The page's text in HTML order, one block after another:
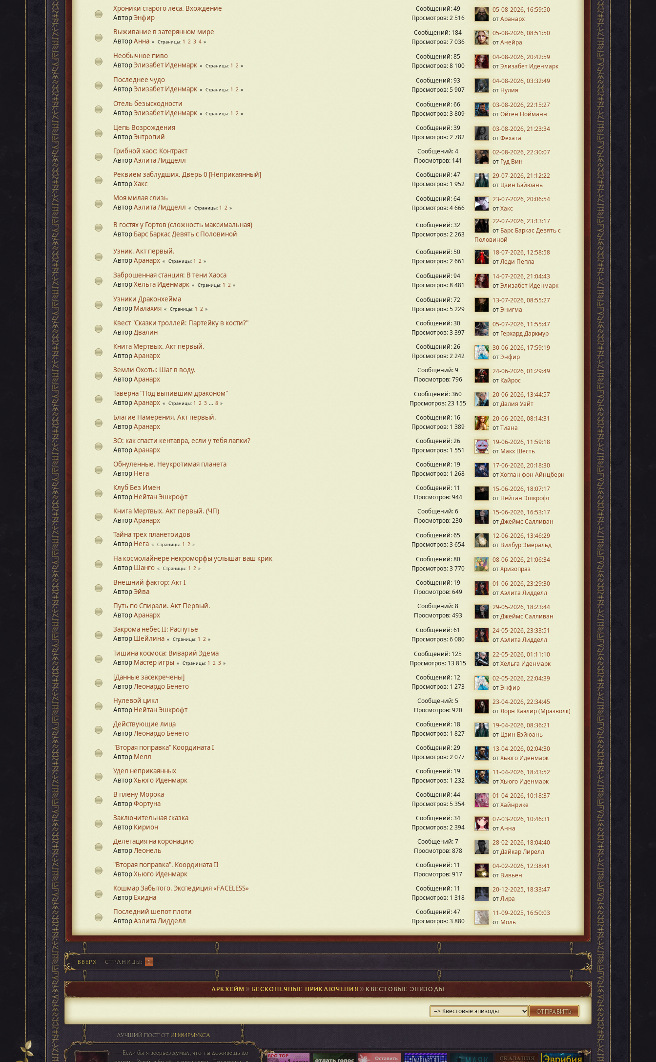
Хроники старого леса. Вхождение
АвторЭнфир
Сообщений: 49
Просмотров: 2 516
05-08-2026, 16:59:50
отАранарх
Выживание в затерянном мире
АвторАнна Страницы 1 2 3 4
Сообщений: 184
Просмотров: 7 036
05-08-2026, 08:51:50
отАнейра
Необычное пиво
АвторЭлизабет Иденмарк Страницы 1 2
Сообщений: 85
Просмотров: 8 100
04-08-2026, 20:42:59
отЭлизабет Иденмарк
Последнее чудо
АвторЭлизабет Иденмарк Страницы 1 2
Сообщений: 93
Просмотров: 5 907
04-08-2026, 03:32:49
от Нулия
Отель безысходности
АвторЭлизабет Иденмарк Страницы 1 2
Сообщений: 66
Просмотров: 3 809
03-08-2026, 22:15:27
отОйген Нойманн
Цепь Возрождения
АвторЭнтропий
Сообщений: 39
Просмотров: 2 782
03-08-2026, 21:23:34
отФехата
Грибной хаос: Контракт
АвторАэлита Лидделл
Сообщений: 4
Просмотров: 141
02-08-2026, 22:30:07
от Гуд Вин
Реквием заблудших. Дверь 0 [Неприкаянный]
АвторХакс
Сообщений: 47
Просмотров: 1 952
29-07-2026, 21:12:22
от Цзин Бэйюань
Моя милая слизь
АвторАэлита Лидделл Страницы 1 2
Сообщений: 64
Просмотров: 4 666
23-07-2026, 20:06:54
отХакс
В гостях у Гортов (сложность максимальная)
Автор Барс Баркас Девять с Половиной
Сообщений: 32
Просмотров: 2 263
22-07-2026, 23:13:17
от Барс Баркас Девять с
Половиной
Узник. Акт первый.
АвторАранарх Страницы 1 2
Сообщений: 50
Просмотров: 2 661
18-07-2026, 12:58:58
отЛеди Пепла
Заброшенная станция: В тени Хаоса
АвторХельга Иденмарк Страницы 1 2
Сообщений: 94
Просмотров: 8 481
14-07-2026, 21:04:43
отЭлизабет Иденмарк
Узники Драконхейма
Автор Малахия Страницы 1 2
Сообщений: 72
Просмотров: 5 229
13-07-2026, 08:55:27
отЭнигма
Квест "Сказки троллей: Партейку в кости?"
АвторДвалин
Сообщений: 30
Просмотров: 3 397
05-07-2026, 11:55:47
от Герхард Даркмур
Книга Мертвых. Акт первый.
АвторАранарх
Сообщений: 26
Просмотров: 2 242
30-06-2026, 17:59:19
отЭнфир
Земли Охоты: Шаг в воду.
АвторАранарх
Сообщений: 9
Просмотров: 796
24-06-2026, 01:29:49
от Кайрос
Таверна "Под выпившим драконом"
АвторАранарх Страницы 1 2 3 ... 8
Сообщений: 360
Просмотров: 23 155
20-06-2026, 13:44:57
отДалия Уайт
Благие Намерения. Акт первый.
АвторАранарх
Сообщений: 16
Просмотров: 1 389
20-06-2026, 08:14:31
отТиана
ЗО: как спасти кентавра, если у тебя лапки?
АвторАранарх
Сообщений: 26
Просмотров: 1 551
19-06-2026, 11:59:18
от Макх Шесть
Обнуленные. Неукротимая планета
Автор Нега
Сообщений: 19
Просмотров: 1 268
17-06-2026, 20:18:30
отХоглан фон Айнцберн
Клуб Без Имен
Автор Нейтан Эшкрофт
Сообщений: 11
Просмотров: 944
15-06-2026, 18:07:17
от Нейтан Эшкрофт
Книга Мертвых. Акт первый. (ЧП)
АвторАранарх
Сообщений: 6
Просмотров: 230
15-06-2026, 16:53:17
отДжеймс Салливан
Тайна трех планетоидов
Автор Нега Страницы 1 2
Сообщений: 65
Просмотров: 3 654
12-06-2026, 13:46:29
от Вилбур Эмеральд
На космолайнере некроморфы услышат ваш крик
Автор Шанго Страницы 1 2
Сообщений: 80
Просмотров: 3 770
08-06-2026, 21:06:34
отХризопраз
Внешний фактор: Акт I
АвторЭйва
Сообщений: 19
Просмотров: 649
01-06-2026, 23:29:30
отАэлита Лидделл
Путь по Спирали. Акт Первый.
АвторАранарх
Сообщений: 8
Просмотров: 493
29-05-2026, 18:23:44
отДжеймс Салливан
Закрома небес II: Распутье
Автор Шейлина Страницы 1 2
Сообщений: 61
Просмотров: 6 080
24-05-2026, 23:33:51
отАэлита Лидделл
Тишина космоса: Виварий Эдема
Автор Мастер игры Страницы 1 2 3
Сообщений: 125
Просмотров: 13 815
22-05-2026, 01:11:10
отХельга Иденмарк
[Данные засекречены]
АвторЛеонардо Бенето
Сообщений: 12
Просмотров: 1 273
02-05-2026, 22:04:39
отЭнфир
Нулевой цикл
Автор Нейтан Эшкрофт
Сообщений: 5
Просмотров: 920
23-04-2026, 22:34:45
отЛорн Каэлир (Мразволк)
Действующие лица
АвторЛеонардо Бенето
Сообщений: 18
Просмотров: 1 827
19-04-2026, 08:36:21
от Цзин Бэйюань
"Вторая поправка" Координата I
Автор Мелл
Сообщений: 29
Просмотров: 2 077
13-04-2026, 02:04:30
отХьюго Иденмарк
Удел неприкаянных
АвторХьюго Иденмарк
Сообщений: 19
Просмотров: 1 232
11-04-2026, 18:43:52
отХьюго Иденмарк
В плену Морока
АвторФортуна
Сообщений: 44
Просмотров: 5 354
01-04-2026, 10:18:37
отХайнрике
Заключительная сказка
Автор Кирион
Сообщений: 34
Просмотров: 2 394
07-03-2026, 10:46:31
отАнна
Делегация на коронацию
АвторЛеонель
Сообщений: 7
Просмотров: 878
28-02-2026, 18:04:40
отДайкар Лирелл
"Вторая поправка". Координата II
АвторХьюго Иденмарк
Сообщений: 11
Просмотров: 917
04-02-2026, 12:38:41
от Вивьен
Кошмар Забытого. Экспедиция «FACELESS»
Автор Ехидна
Сообщений: 11
Просмотров: 1 318
20-12-2025, 18:33:47
отЛира
Последний шепот плоти
АвторАэлита Лидделл
Сообщений: 47
Просмотров: 3 880
11-09-2025, 16:50:03
от Моль
ВВЕРХ СТРАНИЦЫ 1
АРКХЕЙМ ►БЕСКОНЕЧНЫЕ ПРИКЛЮЧЕНИЯ ►КВЕСТОВЫЕ ЭПИЗОДЫ
ЛУЧШИЙ ПОСТ ОТ ИНФИРМУКСА
— Если бы я всерьез думал, что ты доживешь до